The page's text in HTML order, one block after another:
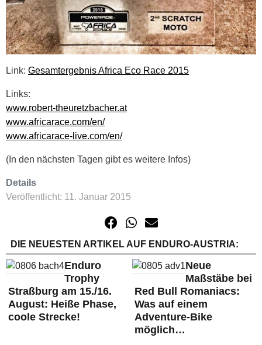
Link: Gesamtergebnis Africa Eco Race 2015
Links:
www.robert-theuretzbacher.at
www.africarace.com/en/
www.africarace-live.com/en/
(In den nächsten Tagen gibt es weitere Infos)
Details
Veröffentlicht: 11. Januar 2015
DIE NEUESTEN ARTIKEL AUF ENDURO-AUSTRIA:
Enduro
Trophy
Straßburg am 15./16.
August: Heiße Phase,
coole Strecke!
Neue
Maßstäbe bei
Red Bull Romaniacs:
Was auf einem
Adventure-Bike
möglich…